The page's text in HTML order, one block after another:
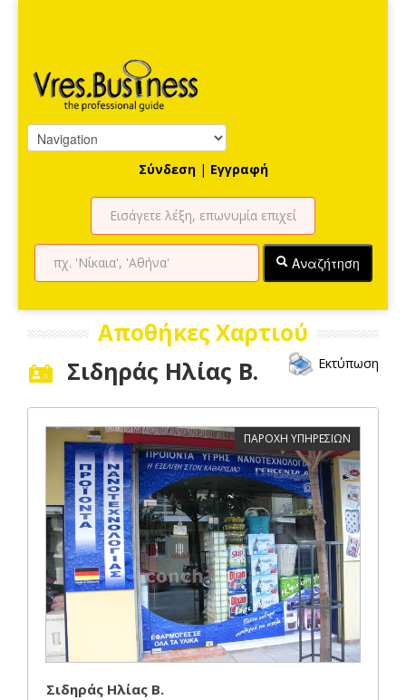
Σύνδεση | Εγγραφή
Αναζήτηση
Αποθήκες Χαρτιού
Σιδηράς Ηλίας Β. Εκτύπωση
ΠΑΡΟΧΗ ΥΠΗΡΕΣΙΩΝ
Σιδηράς Ηλίας Β.